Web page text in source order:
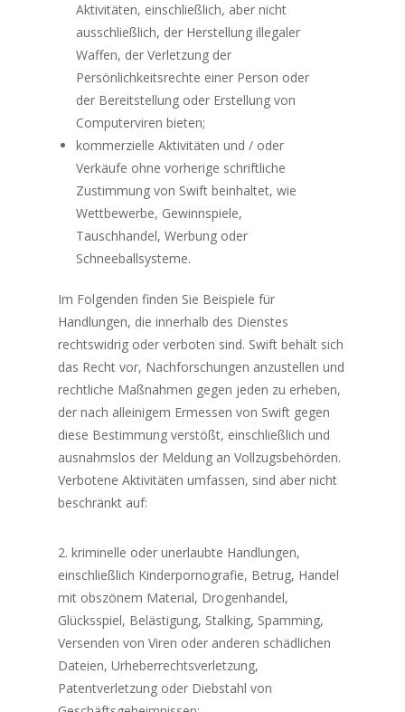
Aktivitäten, einschließlich, aber nicht
ausschließlich, der Herstellung illegaler
Waffen, der Verletzung der
Persönlichkeitsrechte einer Person oder
der Bereitstellung oder Erstellung von
Computerviren bieten;
kommerzielle Aktivitäten und / oder
Verkäufe ohne vorherige schriftliche
Zustimmung von Swift beinhaltet, wie
Wettbewerbe, Gewinnspiele,
Tauschhandel, Werbung oder
Schneeballsysteme.
Im Folgenden finden Sie Beispiele für
Handlungen, die innerhalb des Dienstes
rechtswidrig oder verboten sind. Swift behält sich
das Recht vor, Nachforschungen anzustellen und
rechtliche Maßnahmen gegen jeden zu erheben,
der nach alleinigem Ermessen von Swift gegen
diese Bestimmung verstößt, einschließlich und
ausnahmslos der Meldung an Vollzugsbehörden.
Verbotene Aktivitäten umfassen, sind aber nicht
beschränkt auf:
kriminelle oder unerlaubte Handlungen,
einschließlich Kinderpornografie, Betrug, Handel
mit obszönem Material, Drogenhandel,
Glücksspiel, Belästigung, Stalking, Spamming,
Versenden von Viren oder anderen schädlichen
Dateien, Urheberrechtsverletzung,
Patentverletzung oder Diebstahl von